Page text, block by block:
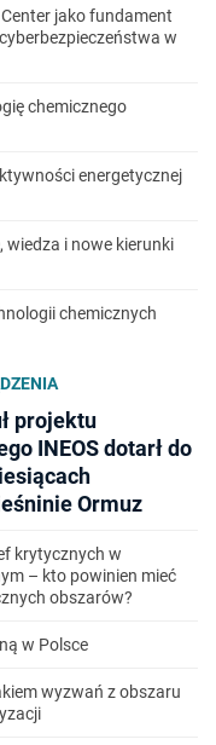
jako fundament
w
chemicznego
energetycznej
wiedza i nowe kierunki
chemicznych
projektu
INEOS dotarł do
Ormuz
krytycznych w
– kto powinien mieć
obszarów?
w Polsce
wyzwań z obszaru